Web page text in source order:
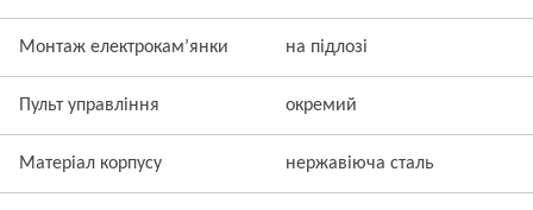
Монтаж електрокам’янки на підлозі
Пульт управління окремий
Матеріал корпусу нержавіюча сталь